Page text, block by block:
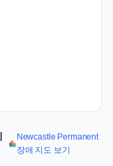
Newcastle Permanent
장애 지도 보기